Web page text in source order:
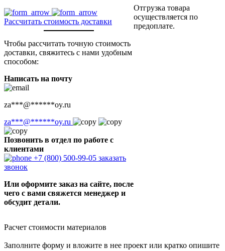
Рассчитать стоимость доставки
Чтобы рассчитать точную стоимость
доставки, свяжитесь с нами удобным
способом:
Написать на почту
za***@******oy.ru
za***@******oy.ru
Позвонить в отдел по работе с
клиентами
+7 (800) 500-99-05 заказать
звонок
Или оформите заказ на сайте, после
чего с вами свяжется менеджер и
обсудит детали.
Отгрузка товара
осуществляется по
предоплате.
Расчет стоимости материалов
Заполните форму и вложите в нее проект или кратко опишите